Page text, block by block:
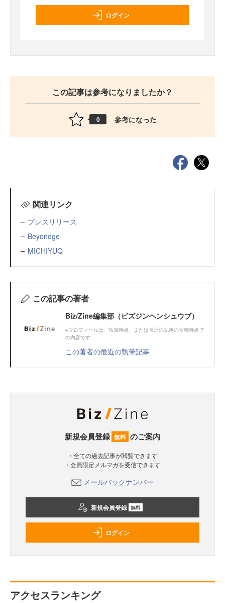
ログイン
この記事は参考になりましたか？
0 参考になった
関連リンク
プレスリリース
Beyondge
MICHIYUQ
この記事の著者
Biz/Zine編集部（ビズジンヘンシュウブ）
※プロフィールは、執筆時点、または直近の記事の寄稿時点で
の内容です
この著者の最近の執筆記事
新規会員登録 無料 のご案内
・全ての過去記事が閲覧できます
・会員限定メルマガを受信できます
メールバックナンバー
新規会員登録 無料
ログイン
アクセスランキング